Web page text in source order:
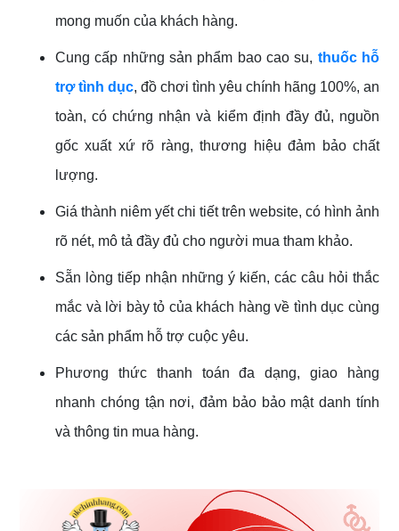
mong muốn của khách hàng.
Cung cấp những sản phẩm bao cao su, thuốc hỗ
trợ tình dục, đồ chơi tình yêu chính hãng 100%, an
toàn, có chứng nhận và kiểm định đầy đủ, nguồn
gốc xuất xứ rõ ràng, thương hiệu đảm bảo chất
lượng.
Giá thành niêm yết chi tiết trên website, có hình ảnh
rõ nét, mô tả đầy đủ cho người mua tham khảo.
Sẵn lòng tiếp nhận những ý kiến, các câu hỏi thắc
mắc và lời bày tỏ của khách hàng về tình dục cùng
các sản phẩm hỗ trợ cuộc yêu.
Phương thức thanh toán đa dạng, giao hàng
nhanh chóng tận nơi, đảm bảo bảo mật danh tính
và thông tin mua hàng.